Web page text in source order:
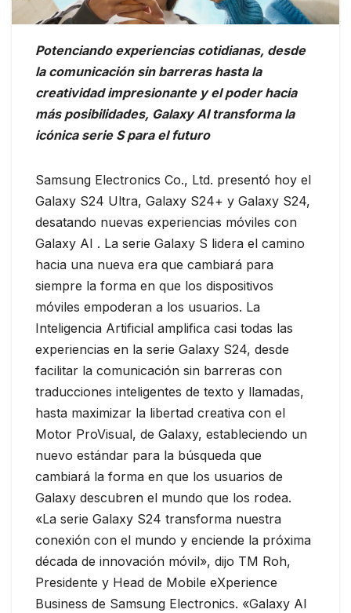
Potenciando experiencias cotidianas, desde
la comunicación sin barreras hasta la
creatividad impresionante y el poder hacia
más posibilidades, Galaxy AI transforma la
icónica serie S para el futuro
Samsung Electronics Co., Ltd. presentó hoy el
Galaxy S24 Ultra, Galaxy S24+ y Galaxy S24,
desatando nuevas experiencias móviles con
Galaxy AI . La serie Galaxy S lidera el camino
hacia una nueva era que cambiará para
siempre la forma en que los dispositivos
móviles empoderan a los usuarios. La
Inteligencia Artificial amplifica casi todas las
experiencias en la serie Galaxy S24, desde
facilitar la comunicación sin barreras con
traducciones inteligentes de texto y llamadas,
hasta maximizar la libertad creativa con el
Motor ProVisual, de Galaxy, estableciendo un
nuevo estándar para la búsqueda que
cambiará la forma en que los usuarios de
Galaxy descubren el mundo que los rodea.
«La serie Galaxy S24 transforma nuestra
conexión con el mundo y enciende la próxima
década de innovación móvil», dijo TM Roh,
Presidente y Head de Mobile eXperience
Business de Samsung Electronics. «Galaxy AI